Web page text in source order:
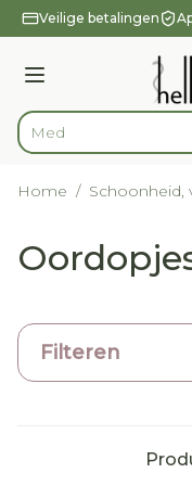
Ga naar de inhoud
1 van 1
Veilige betalingen
Menu
Product, merk,
Vin
Home / Schoonheid,
Filteren